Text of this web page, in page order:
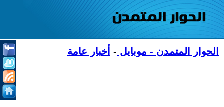
الحوار المتمدن - موبايل - أخبار عامة